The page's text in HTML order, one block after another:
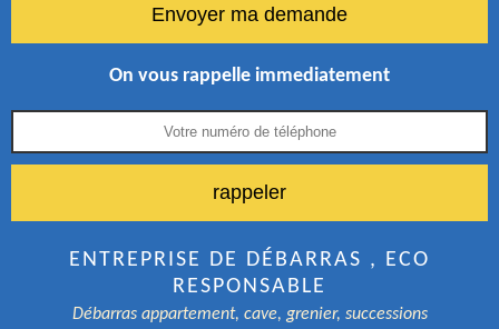
On vous rappelle immediatement
ENTREPRISE DE DÉBARRAS , ECO
RESPONSABLE
Débarras appartement, cave, grenier, successions